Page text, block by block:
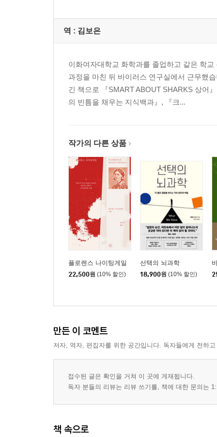
역 : 김보은
이화여자대학교 화학과를 졸업하고 같은 학
과정을 마친 뒤 바이러스 연구실에서 근무했
긴 책으로 『SMART ABOUT SHARKS 상어
의 빈틈을 채우는 지식백과』, 『크...
작가의 다른 상품
플로렌스 나이팅게일
22,500원 (10% 할인)
선택의 뇌과학
18,900원 (10% 할인)
만든 이 코멘트
저자, 역자, 편집자를 위한 공간입니다. 독자들에게 전하
접수된 글은 확인을 거쳐 이 곳에 게재됩니다.
독자 분들의 리뷰는 리뷰 쓰기를, 책에 대한 문의는
책 속으로